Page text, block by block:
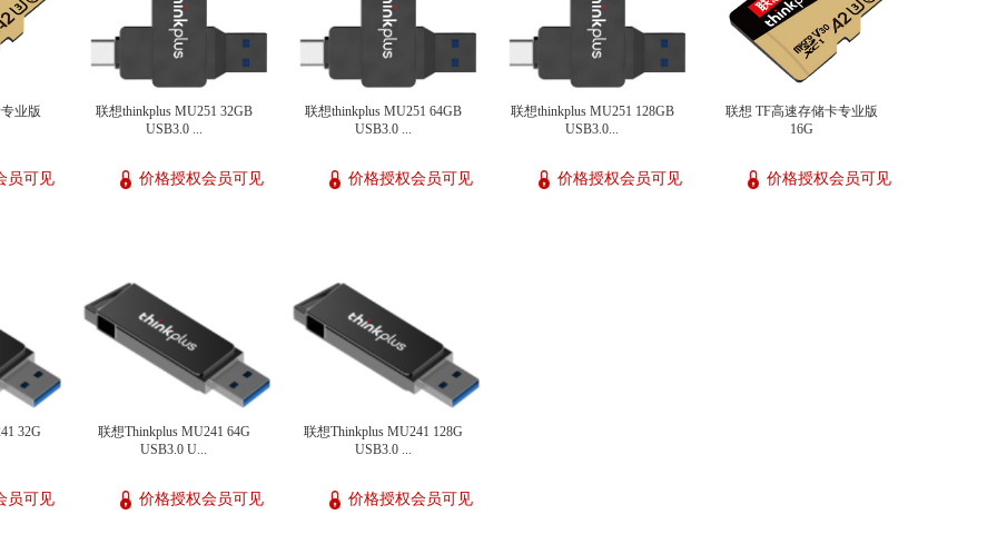
业版
员可见
联想thinkplus MU251 32GB
USB3.0 ...
价格授权会员可见
联想thinkplus MU251 64GB
USB3.0 ...
价格授权会员可见
联想thinkplus MU251 128GB
USB3.0...
价格授权会员可见
联想 TF高速存储卡专业版
16G
价格授权会员可见
32G
员可见
联想Thinkplus MU241 64G
USB3.0 U...
价格授权会员可见
联想Thinkplus MU241 128G
USB3.0 ...
价格授权会员可见